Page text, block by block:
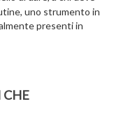
uno strumento in
presenti in
CHE